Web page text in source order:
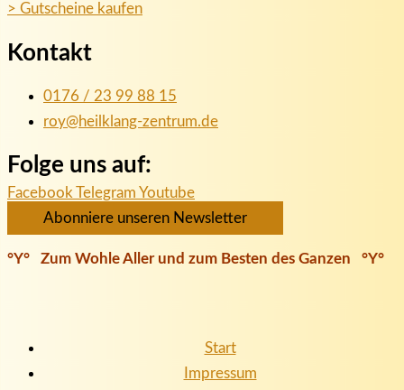
> Gutscheine kaufen
Kontakt
0176 / 23 99 88 15
roy@heilklang-zentrum.de
Folge uns auf:
Facebook Telegram Youtube
Abonniere unseren Newsletter
°Y° Zum Wohle Aller und zum Besten des Ganzen °Y°
Start
Impressum